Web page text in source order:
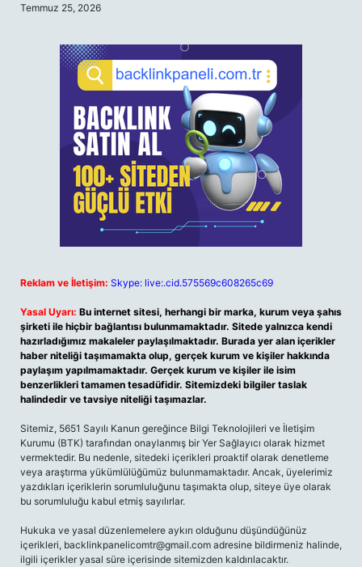
Temmuz 25, 2026
Reklam ve İletişim: Skype: live:.cid.575569c608265c69
Yasal Uyarı: Bu internet sitesi, herhangi bir marka, kurum veya şahıs
şirketi ile hiçbir bağlantısı bulunmamaktadır. Sitede yalnızca kendi
hazırladığımız makaleler paylaşılmaktadır. Burada yer alan içerikler
haber niteliği taşımamakta olup, gerçek kurum ve kişiler hakkında
paylaşım yapılmamaktadır. Gerçek kurum ve kişiler ile isim
benzerlikleri tamamen tesadüfidir. Sitemizdeki bilgiler taslak
halindedir ve tavsiye niteliği taşımazlar.
Sitemiz, 5651 Sayılı Kanun gereğince Bilgi Teknolojileri ve İletişim
Kurumu (BTK) tarafından onaylanmış bir Yer Sağlayıcı olarak hizmet
vermektedir. Bu nedenle, sitedeki içerikleri proaktif olarak denetleme
veya araştırma yükümlülüğümüz bulunmamaktadır. Ancak, üyelerimiz
yazdıkları içeriklerin sorumluluğunu taşımakta olup, siteye üye olarak
bu sorumluluğu kabul etmiş sayılırlar.
Hukuka ve yasal düzenlemelere aykırı olduğunu düşündüğünüz
içerikleri, backlinkpanelicomtr@gmail.com adresine bildirmeniz halinde,
ilgili içerikler yasal süre içerisinde sitemizden kaldırılacaktır.